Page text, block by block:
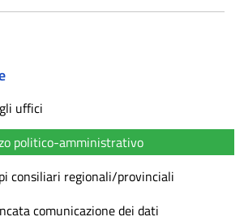
uffici
politico-amministrativo
consiliari regionali/provinciali
comunicazione dei dati